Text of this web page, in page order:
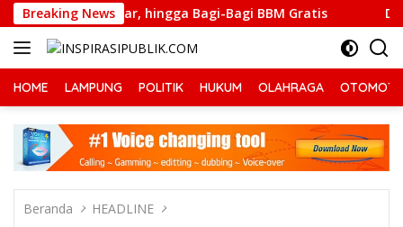
Langsung
ke
konten
Breaking News
Pasar, hingga Bagi-Bagi BBM Gratis Dugaan
HOME LAMPUNG POLITIK HUKUM OLAHRAGA
Beranda HEADLINE